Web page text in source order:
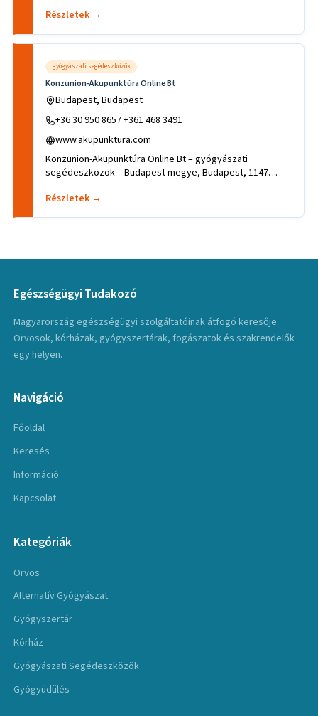
Részletek →
gyógyászati segédeszközök
Konzunion-Akupunktúra Online Bt
Budapest, Budapest
+36 30 950 8657 +361 468 3491
www.akupunktura.com
Konzunion-Akupunktúra Online Bt – gyógyászati
segédeszközök – Budapest megye, Budapest, 1147
Részletek →
Egészségügyi Tudakozó
Magyarország egészségügyi szolgáltatóinak átfogó keresője.
Orvosok, kórházak, gyógyszertárak, fogászatok és szakrendelők
egy helyen.
Navigáció
Főoldal
Keresés
Információ
Kapcsolat
Kategóriák
Orvos
Alternatív Gyógyászat
Gyógyszertár
Kórház
Gyógyászati Segédeszközök
Gyógyüdülés